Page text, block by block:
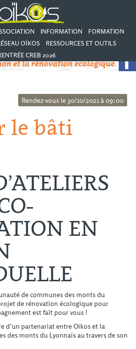
INFORMATION
FORMATION
OÏKOS
RESSOURCES ET OUTILS
CREB 2026
Rendez-vous le 30/10/2021 à 09:00
le bâti
EN
de communes des monts du
de rénovation écologique pour
est fait pour vous !
d’un partenariat entre Oïkos et la
des monts du Lyonnais au travers de son